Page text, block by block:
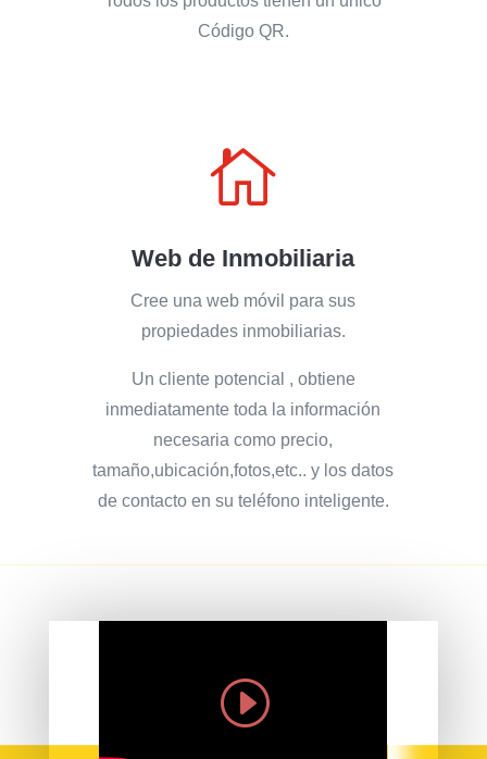
Código QR.

Web de Inmobiliaria
Cree una web móvil para sus
propiedades inmobiliarias.
Un cliente potencial , obtiene
inmediatamente toda la información
necesaria como precio,
tamaño,ubicación,fotos,etc.. y los datos
de contacto en su teléfono inteligente.